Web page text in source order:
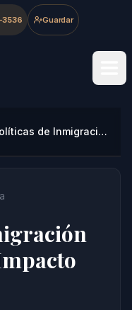
Guardar
Políticas de Inmigración en EE. UU. y Su Impacto en 2026